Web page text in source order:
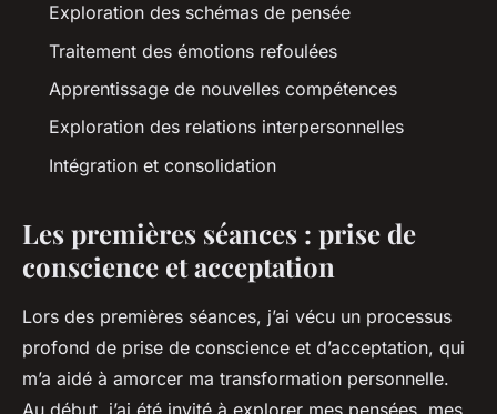
Exploration des schémas de pensée
Traitement des émotions refoulées
Apprentissage de nouvelles compétences
Exploration des relations interpersonnelles
Intégration et consolidation
Les premières séances : prise de
conscience et acceptation
Lors des premières séances, j’ai vécu un processus
profond de prise de conscience et d’acceptation, qui
m’a aidé à amorcer ma transformation personnelle.
Au début, j’ai été invité à explorer mes pensées, mes